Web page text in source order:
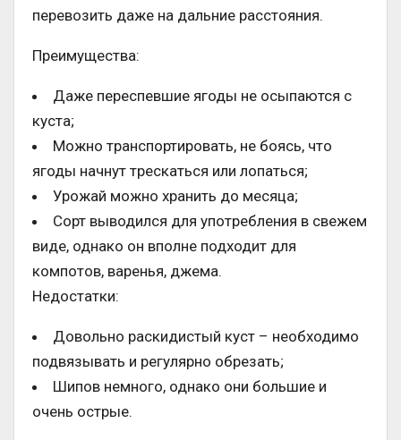
перевозить даже на дальние расстояния.
Преимущества:
Даже переспевшие ягоды не осыпаются с
куста;
Можно транспортировать, не боясь, что
ягоды начнут трескаться или лопаться;
Урожай можно хранить до месяца;
Сорт выводился для употребления в свежем
виде, однако он вполне подходит для
компотов, варенья, джема.
Недостатки:
Довольно раскидистый куст – необходимо
подвязывать и регулярно обрезать;
Шипов немного, однако они большие и
очень острые.